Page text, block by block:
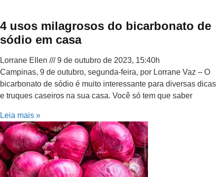
4 usos milagrosos do bicarbonato de
sódio em casa
Lorrane Ellen
9 de outubro de 2023, 15:40h
Campinas, 9 de outubro, segunda-feira, por Lorrane Vaz – O
bicarbonato de sódio é muito interessante para diversas dicas
e truques caseiros na sua casa. Você só tem que saber
Leia mais »